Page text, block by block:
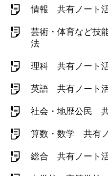
情報 共有ノート
芸術・体育など技
法
理科 共有ノート
英語 共有ノート
社会・地歴公民
算数・数学 共有
総合 共有ノート